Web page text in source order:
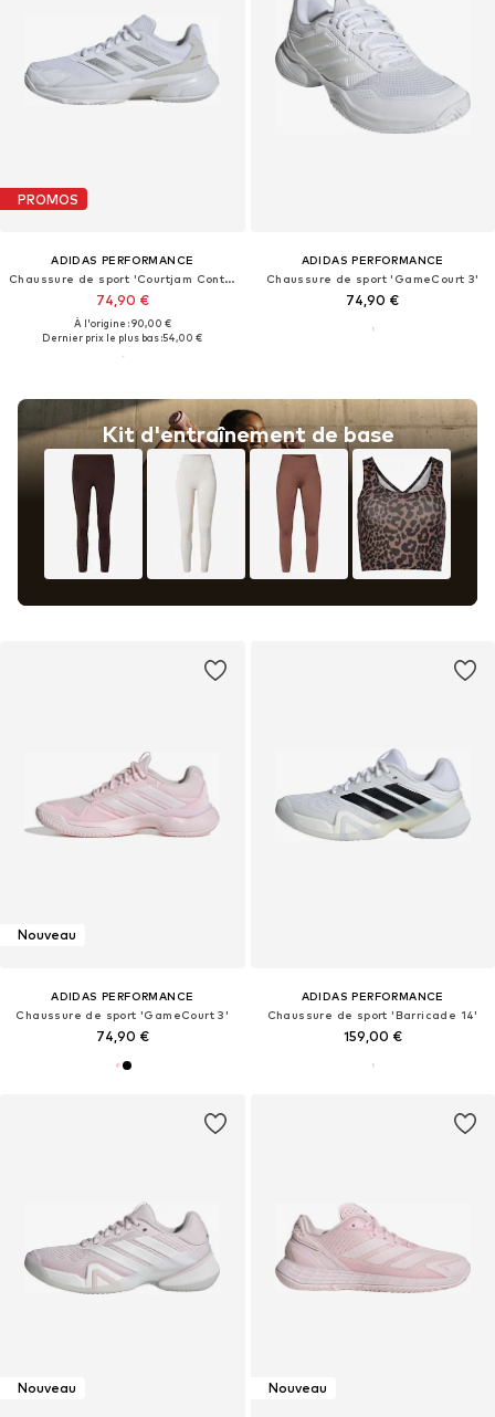
PROMOS
ADIDAS PERFORMANCE
Chaussure de sport 'Courtjam Control 3'
74,90 €
À l'origine : 90,00 €
Dernier prix le plus bas :54,00 €
Kit d'entraînement de base
ADIDAS PERFORMANCE
Chaussure de sport 'GameCourt 3'
74,90 €
Nouveau
ADIDAS PERFORMANCE
Chaussure de sport 'GameCourt 3'
74,90 €
ADIDAS PERFORMANCE
Chaussure de sport 'Barricade 14'
159,00 €
Nouveau Nouveau